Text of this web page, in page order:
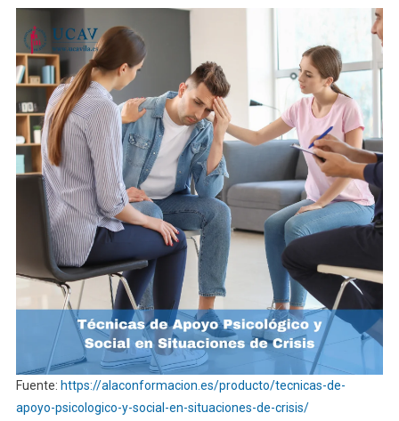
Fuente: https://alaconformacion.es/producto/tecnicas-de-
apoyo-psicologico-y-social-en-situaciones-de-crisis/